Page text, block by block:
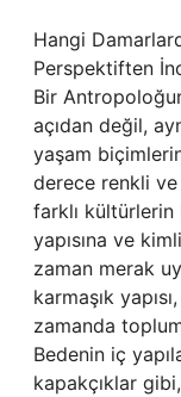
Hangi
Perspektiften
Bir
açıdan değil,
yaşam
derece renkli
farklı
yapısına ve
zaman merak
karmaşık
zamanda
Bedenin iç
kapakçıklar